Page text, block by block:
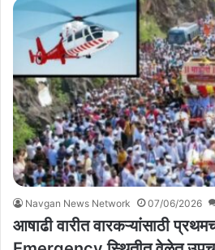
Navgan News Network 07/06/2026
आषाढी वारीत वारकऱ्यांसाठी